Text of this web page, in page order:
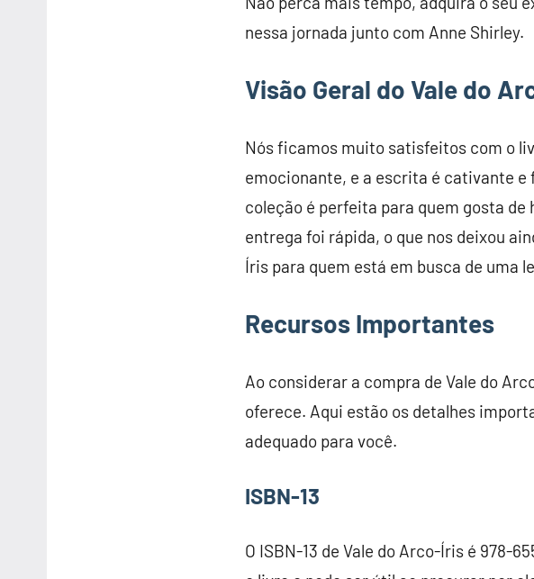
nessa jornada junto com Anne Shirley.
Visão Geral do Vale do
Nós ficamos muito satisfeitos com o
emocionante, e a escrita é cativante e
coleção é perfeita para quem gosta
entrega foi rápida, o que nos deixou
Íris para quem está em busca de uma
Recursos Importantes
Ao considerar a compra de Vale do
oferece. Aqui estão os detalhes
adequado para você.
ISBN-13
O ISBN-13 de Vale do Arco-Íris é 978-